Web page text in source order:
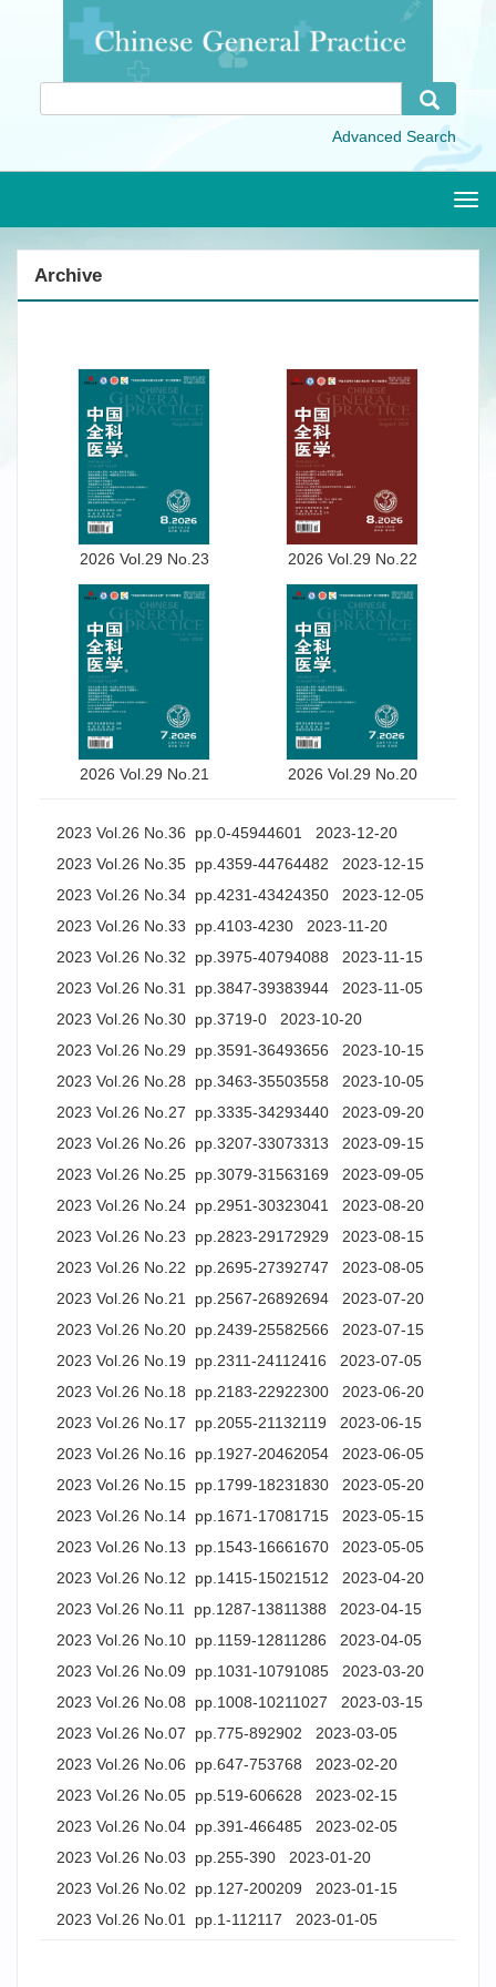
Archive
2026 Vol.29 No.23 2026 Vol.29 No.22
2026 Vol.29 No.21 2026 Vol.29 No.20
2023 Vol.26 No.36 pp.0-45944601 2023-12-20
2023 Vol.26 No.35 pp.4359-44764482 2023-12-15
2023 Vol.26 No.34 pp.4231-43424350 2023-12-05
2023 Vol.26 No.33 pp.4103-4230 2023-11-20
2023 Vol.26 No.32 pp.3975-40794088 2023-11-15
2023 Vol.26 No.31 pp.3847-39383944 2023-11-05
2023 Vol.26 No.30 pp.3719-0 2023-10-20
2023 Vol.26 No.29 pp.3591-36493656 2023-10-15
2023 Vol.26 No.28 pp.3463-35503558 2023-10-05
2023 Vol.26 No.27 pp.3335-34293440 2023-09-20
2023 Vol.26 No.26 pp.3207-33073313 2023-09-15
2023 Vol.26 No.25 pp.3079-31563169 2023-09-05
2023 Vol.26 No.24 pp.2951-30323041 2023-08-20
2023 Vol.26 No.23 pp.2823-29172929 2023-08-15
2023 Vol.26 No.22 pp.2695-27392747 2023-08-05
2023 Vol.26 No.21 pp.2567-26892694 2023-07-20
2023 Vol.26 No.20 pp.2439-25582566 2023-07-15
2023 Vol.26 No.19 pp.2311-24112416 2023-07-05
2023 Vol.26 No.18 pp.2183-22922300 2023-06-20
2023 Vol.26 No.17 pp.2055-21132119 2023-06-15
2023 Vol.26 No.16 pp.1927-20462054 2023-06-05
2023 Vol.26 No.15 pp.1799-18231830 2023-05-20
2023 Vol.26 No.14 pp.1671-17081715 2023-05-15
2023 Vol.26 No.13 pp.1543-16661670 2023-05-05
2023 Vol.26 No.12 pp.1415-15021512 2023-04-20
2023 Vol.26 No.11 pp.1287-13811388 2023-04-15
2023 Vol.26 No.10 pp.1159-12811286 2023-04-05
2023 Vol.26 No.09 pp.1031-10791085 2023-03-20
2023 Vol.26 No.08 pp.1008-10211027 2023-03-15
2023 Vol.26 No.07 pp.775-892902 2023-03-05
2023 Vol.26 No.06 pp.647-753768 2023-02-20
2023 Vol.26 No.05 pp.519-606628 2023-02-15
2023 Vol.26 No.04 pp.391-466485 2023-02-05
2023 Vol.26 No.03 pp.255-390 2023-01-20
2023 Vol.26 No.02 pp.127-200209 2023-01-15
2023 Vol.26 No.01 pp.1-112117 2023-01-05